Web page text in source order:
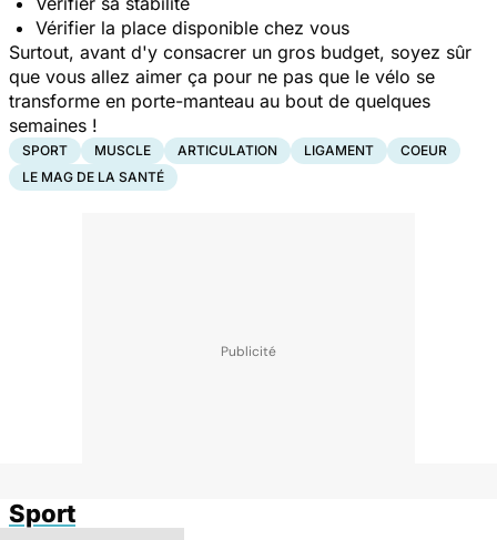
Vérifier la place disponible chez vous
Surtout, avant d'y consacrer un gros budget, soyez sûr
que vous allez aimer ça pour ne pas que le vélo se
transforme en porte-manteau au bout de quelques
semaines !
SPORT MUSCLE ARTICULATION LIGAMENT
COEUR
LE MAG DE LA SANTÉ
Sport